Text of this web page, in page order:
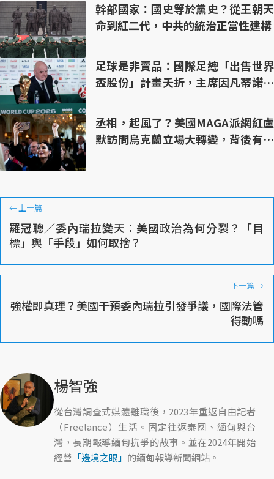
幹部國家：國史等於黨史？從王朝天
命到紅二代，中共的統治正當性建構
足球是非賣品：國際足總「出售世界
盃股份」計畫夭折，主席因凡蒂諾面
丞相，起風了？美國MAGA派網紅盧
默訪問烏克蘭立場大轉變，背後有哪
←上一篇
羅冠聰／委內瑞拉變天：美國政治為何分裂？「目
標」與「手段」如何取捨？
下一篇→
強權即真理？美國干預委內瑞拉引發爭議，國際法管
得動嗎
楊智強
從台灣調查式媒體離職後，2023年重返自由記者
（Freelance）生活。固定往返泰國、緬甸與台
灣，長期報導緬甸抗爭的故事。並在2024年開始
經營 「邊境之眼」 的緬甸報導新聞網站。